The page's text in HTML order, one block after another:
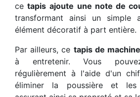
cetapis ajoute une note de
transformant ainsi un simple
élément décoratif à part entière.
Par ailleurs, ce tapis de
à entretenir. Vous
régulièrement à l'aide d'un
éliminer la poussière et les